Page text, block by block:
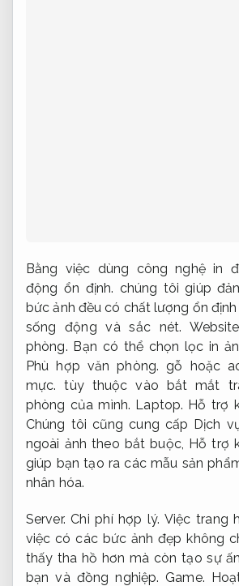
Bằng việc dùng công nghệ in
động ổn định. chúng tôi giúp
bức ảnh đều có chất lượng ổn
sống động và sắc nét.
phòng. Bạn có thể chọn lọc in
Phù hợp văn phòng. gỗ hoặc
mực. tùy thuộc vào bắt mắt
phòng của mình. Laptop. Hỗ trợ
Chúng tôi cũng cung cấp Dịch
ngoài ảnh theo bắt buộc, Hỗ trợ
giúp bạn tạo ra các mẫu sản
nhân hóa.
Server. Chi phí hợp lý. Việc trang
việc có các bức ảnh đẹp không
thấy tha hồ hơn mà còn tạo sự
bạn và đồng nghiệp. Game.